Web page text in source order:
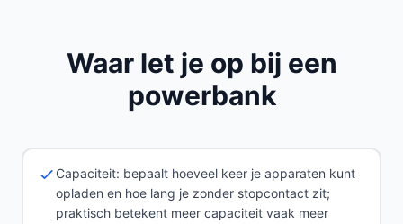
Waar let je op bij een
powerbank
Capaciteit: bepaalt hoeveel keer je apparaten kunt
opladen en hoe lang je zonder stopcontact zit;
praktisch betekent meer capaciteit vaak meer